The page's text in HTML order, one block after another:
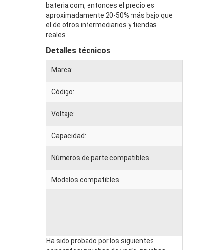
bateria.com, entonces el precio es
aproximadamente 20-50% más bajo que
el de otros intermediarios y tiendas
reales.
Detalles técnicos
Marca:
Código:
Voltaje:
Capacidad:
Números de parte compatibles
Modelos compatibles
Ha sido probado por los siguientes